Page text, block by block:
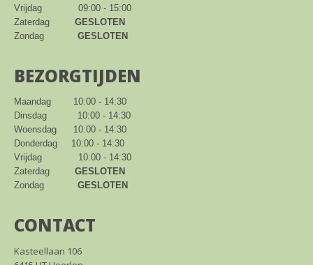
Vrijdag             09:00 - 15:00
Zaterdag GESLOTEN
Zondag GESLOTEN
BEZORGTIJDEN
Maandag        10:00 - 14:30
Dinsdag           10:00 - 14:30
Woensdag      10:00 - 14:30
Donderdag     10:00 - 14:30
Vrijdag             10:00 - 14:30
Zaterdag GESLOTEN
Zondag GESLOTEN
CONTACT
Kasteellaan 106